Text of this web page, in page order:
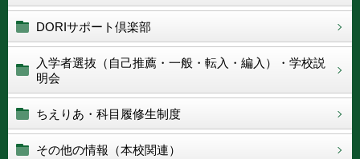
DORIサポート倶楽部
入学者選抜（自己推薦・一般・転入・編入）・学校説
明会
ちえりあ・科目履修生制度
その他の情報（本校関連）